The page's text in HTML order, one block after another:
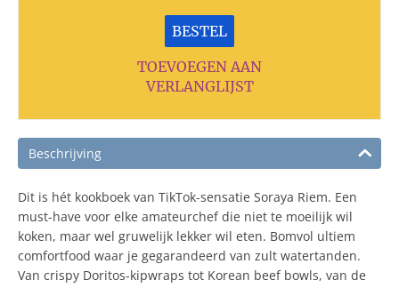
BESTEL
TOEVOEGEN AAN
VERLANGLIJST
Beschrijving
Dit is hét kookboek van TikTok-sensatie Soraya Riem. Een
must-have voor elke amateurchef die niet te moeilijk wil
koken, maar wel gruwelijk lekker wil eten. Bomvol ultiem
comfortfood waar je gegarandeerd van zult watertanden.
Van crispy Doritos-kipwraps tot Korean beef bowls, van de